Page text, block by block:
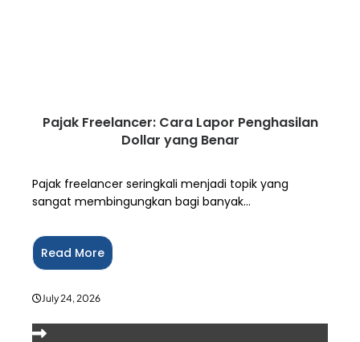
Pajak Freelancer: Cara Lapor Penghasilan
Dollar yang Benar
Pajak freelancer seringkali menjadi topik yang
sangat membingungkan bagi banyak...
Read More
July 24, 2026